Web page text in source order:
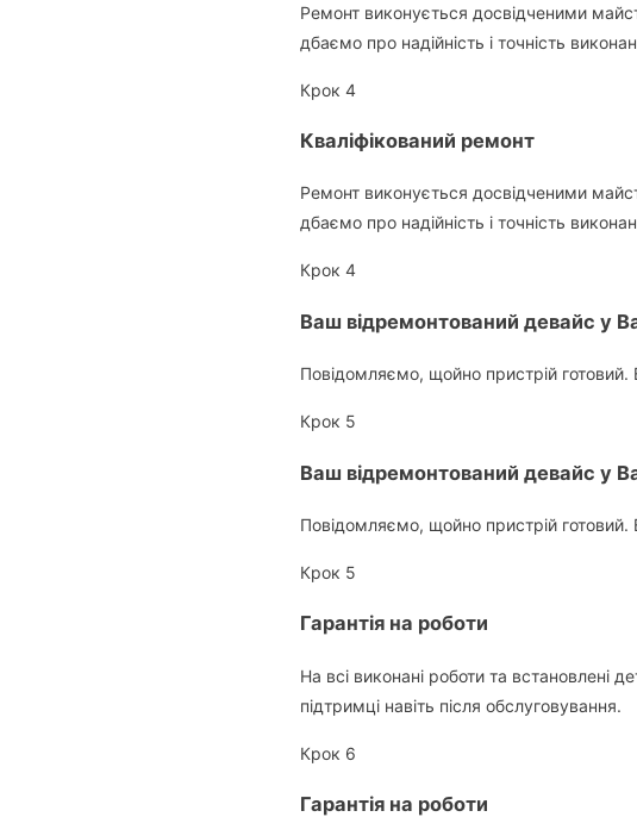
Ремонт виконується досвідченими
дбаємо про надійність і точність
Крок 4
Кваліфікований ремонт
Ремонт виконується досвідченими
дбаємо про надійність і точність
Крок 4
Ваш відремонтований девайс у
Повідомляємо, щойно пристрій
Крок 5
Ваш відремонтований девайс у
Повідомляємо, щойно пристрій
Крок 5
Гарантія на роботи
На всі виконані роботи та встановлені
підтримці навіть після обслуговування.
Крок 6
Гарантія на роботи